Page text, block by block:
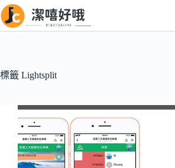
跳
至
容
標籤 Lightsplit